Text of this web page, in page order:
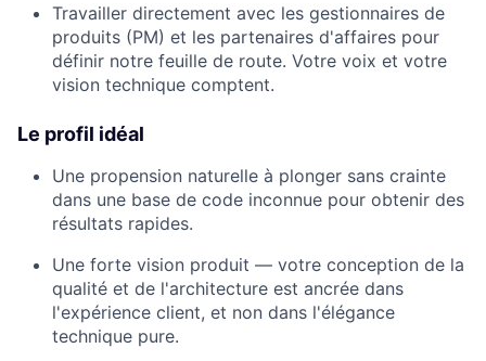
Travailler directement avec les gestionnaires de
produits (PM) et les partenaires d'affaires pour
définir notre feuille de route. Votre voix et votre
vision technique comptent.
Le profil idéal
Une propension naturelle à plonger sans crainte
dans une base de code inconnue pour obtenir des
résultats rapides.
Une forte vision produit — votre conception de la
qualité et de l'architecture est ancrée dans
l'expérience client, et non dans l'élégance
technique pure.